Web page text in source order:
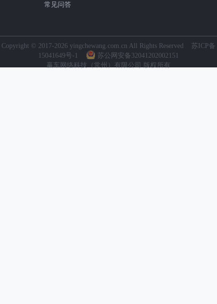
常见问答
Copyright © 2017-2026 yingchewang.com.cn All Rights Reserved 苏ICP备
15041649号-1
苏公网安备32041202002151
赢车网络科技（常州）有限公司 版权所有